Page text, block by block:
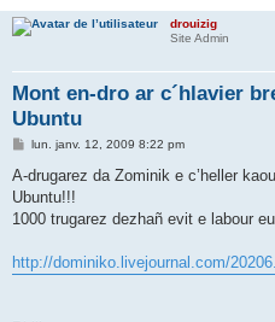
drouizig
Site Admin
Mont en-dro ar c´hlavier
Ubuntu
M
s
a
g
lun. janv. 12, 2009 8:22 pm
A-drugarez da Zominik e c’heller
Ubuntu!!!
1000 trugarez dezhañ evit e labour
http://dominiko.livejournal.com/